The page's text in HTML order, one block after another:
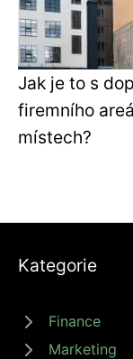
Jak je to s
firemního
místech?
Kategorie
Finance
Marketing